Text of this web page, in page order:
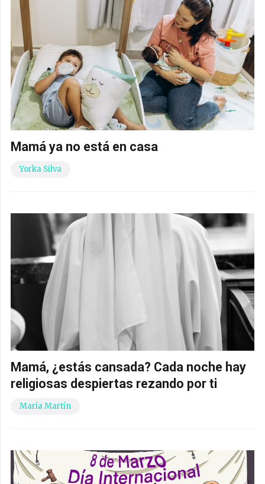
Mamá ya no está en casa
Yorka Silva
Mamá, ¿estás cansada? Cada noche hay
religiosas despiertas rezando por ti
María Martín